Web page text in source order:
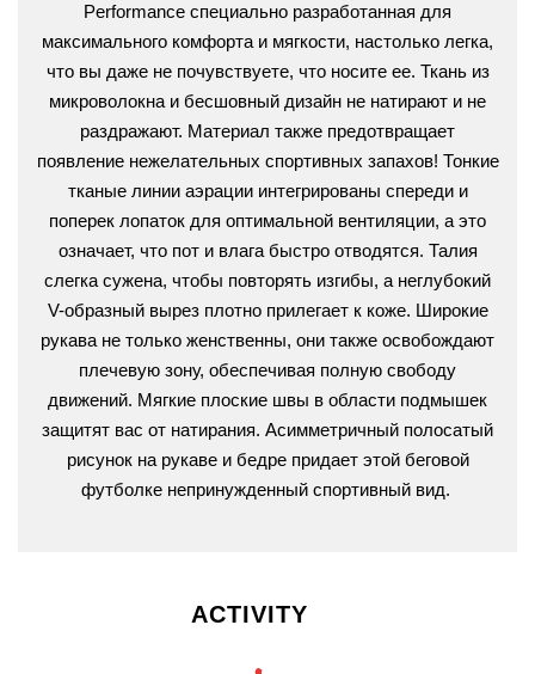
Performance специально разработанная для
максимального комфорта и мягкости, настолько легка,
что вы даже не почувствуете, что носите ее. Ткань из
микроволокна и бесшовный дизайн не натирают и не
раздражают. Материал также предотвращает
появление нежелательных спортивных запахов! Тонкие
тканые линии аэрации интегрированы спереди и
поперек лопаток для оптимальной вентиляции, а это
означает, что пот и влага быстро отводятся. Талия
слегка сужена, чтобы повторять изгибы, а неглубокий
V-образный вырез плотно прилегает к коже. Широкие
рукава не только женственны, они также освобождают
плечевую зону, обеспечивая полную свободу
движений. Мягкие плоские швы в области подмышек
защитят вас от натирания. Асимметричный полосатый
рисунок на рукаве и бедре придает этой беговой
футболке непринужденный спортивный вид.
ACTIVITY